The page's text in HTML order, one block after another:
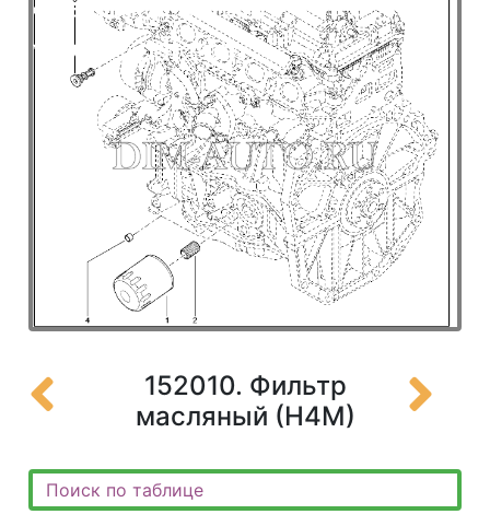
152010. Фильтр
масляный (Н4М)